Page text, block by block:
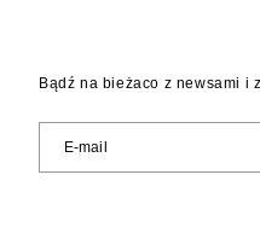
Bądź na bieżaco z newsami i